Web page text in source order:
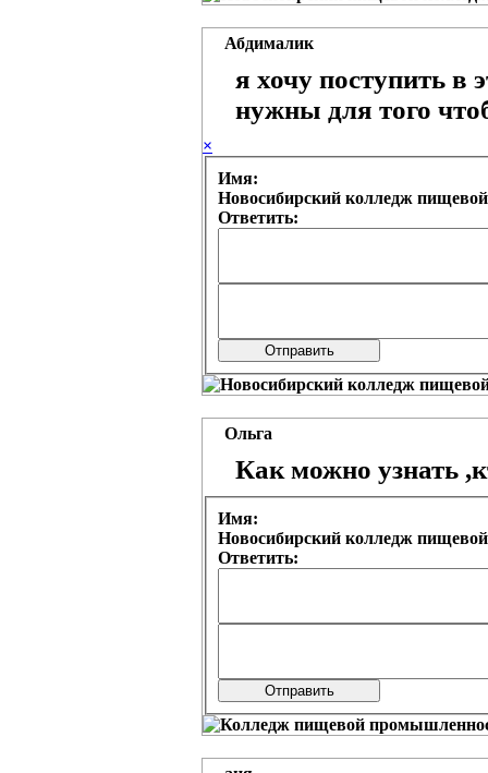
Абдималик
я хочу поступить в
нужны для того
×
Имя:
Новосибирский колледж
Ответить:
Ольга
Как можно узнать
Имя:
Новосибирский колледж
Ответить: